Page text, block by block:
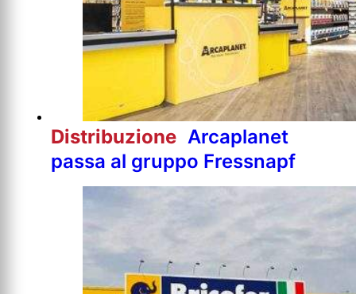
Distribuzione Arcaplanet
passa al gruppo Fressnapf